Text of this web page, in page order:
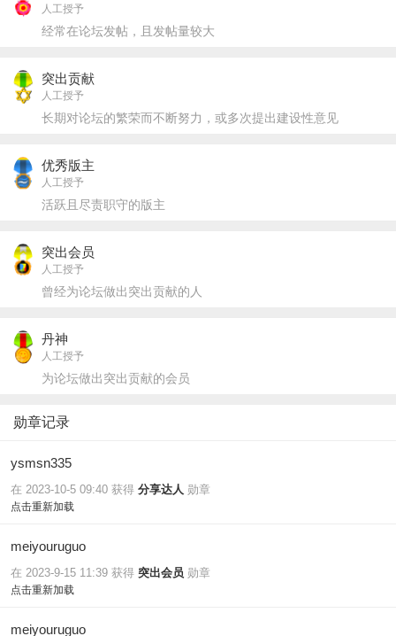
人工授予
经常在论坛发帖，且发帖量较大
突出贡献
人工授予
长期对论坛的繁荣而不断努力，或多次提出建设性意见
优秀版主
人工授予
活跃且尽责职守的版主
突出会员
人工授予
曾经为论坛做出突出贡献的人
丹神
人工授予
为论坛做出突出贡献的会员
勋章记录
ysmsn335
在 2023-10-5 09:40 获得 分享达人 勋章
点击重新加载
meiyouruguo
在 2023-9-15 11:39 获得 突出会员 勋章
点击重新加载
meiyouruguo